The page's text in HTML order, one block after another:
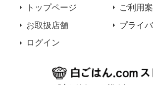
トップページ
ご利用
お取扱店舗
プライ
ログイン